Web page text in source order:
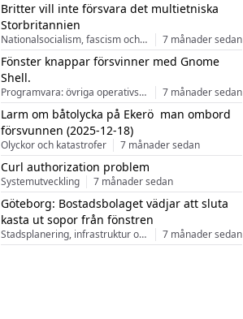
Britter vill inte försvara det multietniska
Storbritannien
Nationalsocialism, fascism och nationalism 7 månader sedan
Fönster knappar försvinner med Gnome
Shell.
Programvara: övriga operativsystem 7 månader sedan
Larm om båtolycka på Ekerö  man ombord
försvunnen (2025-12-18)
Olyckor och katastrofer 7 månader sedan
Curl authorization problem
Systemutveckling 7 månader sedan
Göteborg: Bostadsbolaget vädjar att sluta
kasta ut sopor från fönstren
Stadsplanering, infrastruktur och arkitektur 7 månader sedan